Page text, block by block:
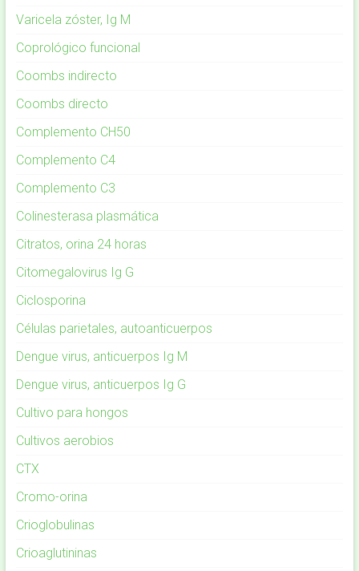
Varicela zóster, Ig M
Coprológico funcional
Coombs indirecto
Coombs directo
Complemento CH50
Complemento C4
Complemento C3
Colinesterasa plasmática
Citratos, orina 24 horas
Citomegalovirus Ig G
Ciclosporina
Células parietales, autoanticuerpos
Dengue virus, anticuerpos Ig M
Dengue virus, anticuerpos Ig G
Cultivo para hongos
Cultivos aerobios
CTX
Cromo-orina
Crioglobulinas
Crioaglutininas